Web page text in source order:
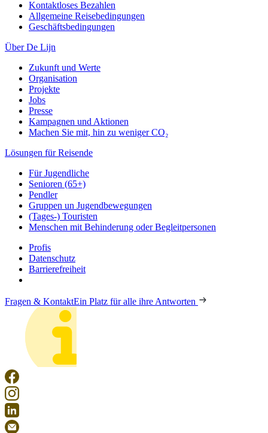
Kontaktloses Bezahlen
Allgemeine Reisebedingungen
Geschäftsbedingungen
Über De Lijn
Zukunft und Werte
Organisation
Projekte
Jobs
Presse
Kampagnen und Aktionen
Machen Sie mit, hin zu weniger CO₂
Lösungen für Reisende
Für Jugendliche
Senioren (65+)
Pendler
Gruppen un Jugendbewegungen
(Tages-) Touristen
Menschen mit Behinderung oder Begleitpersonen
Profis
Datenschutz
Barrierefreiheit
Fragen & KontaktEin Platz für alle ihre Antworten